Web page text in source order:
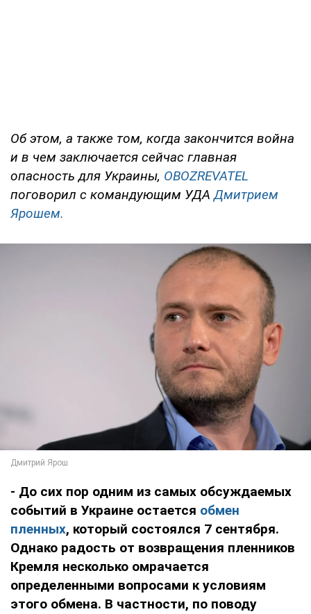
Об этом, а также том, когда закончится война
и в чем заключается сейчас главная
опасность для Украины, OBOZREVATEL
поговорил с командующим УДАДмитрием
Ярошем.
- До сих пор одним из самых обсуждаемых
событий в Украине остается обмен
пленных, который состоялся 7 сентября.
Однако радость от возвращения пленников
Кремля несколько омрачается
определенными вопросами к условиям
этого обмена. В частности, по поводу